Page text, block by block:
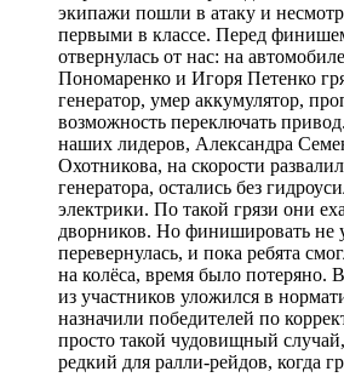
экипажи пошли в атаку и
первыми в классе. Перед
отвернулась от нас: на
Пономаренко и Игоря Петенко
генератор, умер аккумулятор,
возможность переключать
наших лидеров, Александра
Охотникова, на скорости
генератора, остались без
электрики. По такой грязи они
дворников. Но финишировать не
перевернулась, и пока ребята
на колёса, время было потеряно.
из участников уложился в
назначили победителей по
просто такой чудовищный
редкий для ралли-рейдов, когда